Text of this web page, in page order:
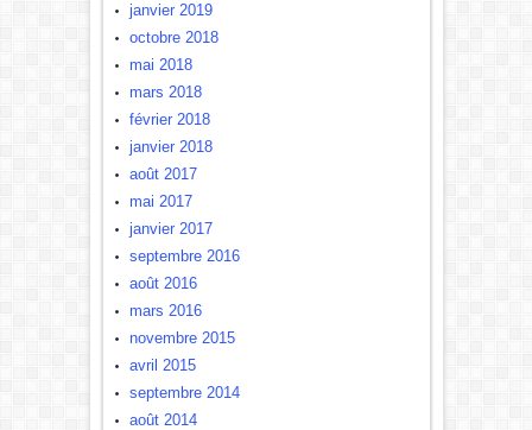
janvier 2019
octobre 2018
mai 2018
mars 2018
février 2018
janvier 2018
août 2017
mai 2017
janvier 2017
septembre 2016
août 2016
mars 2016
novembre 2015
avril 2015
septembre 2014
août 2014